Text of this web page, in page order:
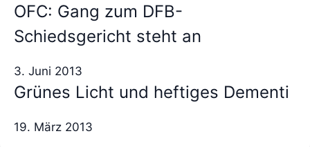
OFC: Gang zum DFB-
Schiedsgericht steht an
3. Juni 2013
Grünes Licht und heftiges Dementi
19. März 2013